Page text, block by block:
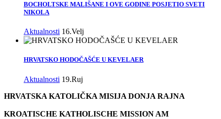
BOCHOLTSKE MALIŠANE I OVE GODINE POSJETIO SVETI
NIKOLA
Aktualnosti 16.Velj
HRVATSKO HODOČAŠĆE U KEVELAER
Aktualnosti 19.Ruj
HRVATSKA KATOLIČKA MISIJA DONJA RAJNA
KROATISCHE KATHOLISCHE MISSION AM